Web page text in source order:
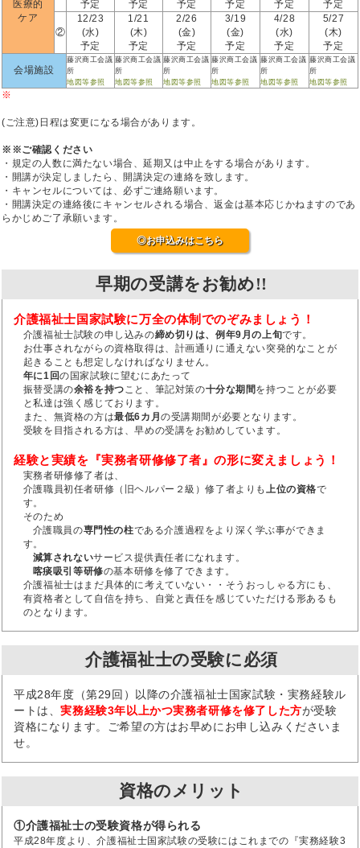
医療的
ケア
予定 予定 予定 予定 予定 予定
②
12/23
(水)
予定
1/21
(木)
予定
2/26
(金)
予定
3/19
(金)
予定
4/28
(水)
予定
5/27
(木)
予定
会場施設
藤沢商工会議
所
地図等参照
藤沢商工会議
所
地図等参照
藤沢商工会議
所
地図等参照
藤沢商工会議
所
地図等参照
藤沢商工会議
所
地図等参照
藤沢商工会議
所
地図等参照
※
(ご注意)日程は変更になる場合があります。
※※ご確認ください
・規定の人数に満たない場合、延期又は中止をする場合があります。
・開講が決定しましたら、開講決定の連絡を致します。
・キャンセルについては、必ずご連絡願います。
・開講決定の連絡後にキャンセルされる場合、返金は基本応じかねますのであ
らかじめご了承願います。
◎お申込みはこちら
早期の受講をお勧め!!
介護福祉士国家試験に万全の体制でのぞみましょう！
介護福祉士試験の申し込みの締め切りは、例年9月の上旬です。
お仕事されながらの資格取得は、計画通りに通えない突発的なことが
起きることも想定しなければなりません。
年に1回の国家試験に望むにあたって
振替受講の余裕を持つこと、筆記対策の十分な期間を持つことが必要
と私達は強く感じております。
また、無資格の方は最低6カ月の受講期間が必要となります。
受験を目指される方は、早めの受講をお勧めしています。
経験と実績を『実務者研修修了者』の形に変えましょう！
実務者研修修了者は、
介護職員初任者研修（旧ヘルパー２級）修了者よりも上位の資格で
す。
そのため
介護職員の専門性の柱である介護過程をより深く学ぶ事ができま
す。
減算されないサービス提供責任者になれます。
喀痰吸引等研修の基本研修を修了できます。
介護福祉士はまだ具体的に考えていない・・そうおっしゃる方にも、
有資格者として自信を持ち、自覚と責任を感じていただける形あるも
のとなります。
介護福祉士の受験に必須
平成28年度（第29回）以降の介護福祉士国家試験・実務経験ル
ートは、実務経験3年以上かつ実務者研修を修了した方が受験
資格になります。ご希望の方はお早めにお申し込みくださいま
せ。
資格のメリット
①介護福祉士の受験資格が得られる
平成28年度より、介護福祉士国家試験の受験にはこれまでの『実務経験3